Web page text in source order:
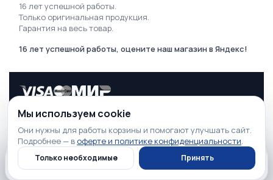
Главная Каталог Профиль Корзина
Нет в наличии
154 900 ₽ Нет в наличии
16 лет успешной работы.
Только оригинальная продукция.
Гарантия на весь товар.
16 лет успешной работы, оцените наш магазин в Яндекс!
2026 © GSM♕KING | Интернет-магазин электроники в Москве
Информация, касающаяся технических характеристик, свойств,
наличия и стоимости товара, а также условий оказания услуг, носит
информационный характер и ни при каких условиях не является
публичной офертой, определяемой положениями п. 2 Статьи 437
Гражданского кодекса РФ.
Мы используем cookie
Они нужны для работы корзины и помогают улучшать сайт.
Подробнее — в оферте и политике конфиденциальности.
Только необходимые Принять